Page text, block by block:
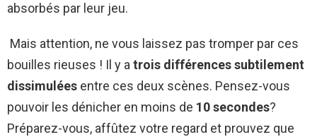
absorbés par leur jeu.
Mais attention, ne vous laissez pas tromper par ces
bouilles rieuses ! Il y atrois différences subtilement
dissimulées entre ces deux scènes. Pensez-vous
pouvoir les dénicher en moins de 10 secondes?
Préparez-vous, affûtez votre regard et prouvez que